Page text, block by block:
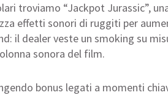
troviamo “Jackpot Jurassic”,
effetti sonori di ruggiti per
il dealer veste un smoking su
sonora del film.
bonus legati a momenti